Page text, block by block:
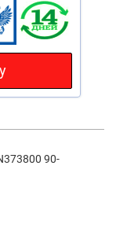
90-